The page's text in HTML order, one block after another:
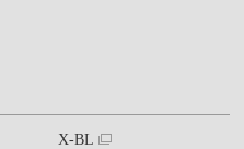
X-BL